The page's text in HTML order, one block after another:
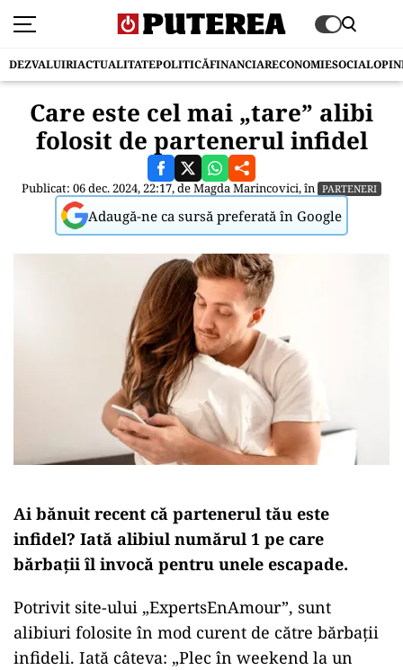
DEZVALUIRIACTUALITATEPOLITICĂFINANCIARECONOMIESOCIAL
Care este cel mai „tare” alibi
folosit de partenerul infidel
Publicat: 06 dec. 2024, 22:17, deMagda Marincovici, în PARTENERI
Adaugă-ne ca sursă preferată în Google
Ai bănuit recent că partenerul tău este
infidel? Iată alibiul numărul 1 pe care
bărbații îl invocă pentru unele escapade.
Potrivit site-ului „ExpertsEnAmour”, sunt
alibiuri folosite în mod curent de către bărbații
infideli. Iată câteva: „Plec în weekend la un